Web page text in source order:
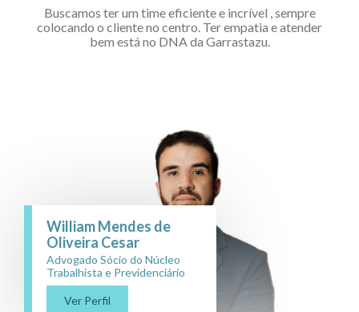
Buscamos ter um time eficiente e incrível , sempre
colocando o cliente no centro. Ter empatia e atender
bem está no DNA da Garrastazu.
William Mendes de
Oliveira Cesar
Advogado Sócio do Núcleo
Trabalhista e Previdenciário
Ver Perfil